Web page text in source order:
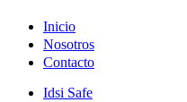
Inicio
Nosotros
Contacto
Idsi Safe